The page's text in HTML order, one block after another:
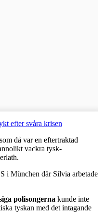
efter svåra krisen
då var en eftertraktad
vackra tysk-
i München där Silvia arbetade
polisongerna kunde inte
tyskan med det intagande